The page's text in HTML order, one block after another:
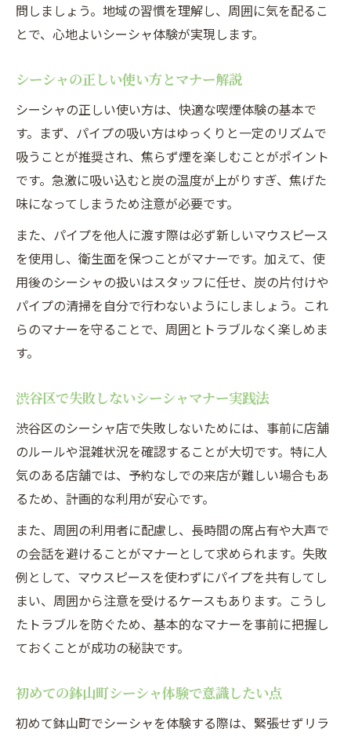
問しましょう。地域の習慣を理解し、周囲に気を配るこ
とで、心地よいシーシャ体験が実現します。
シーシャの正しい使い方とマナー解説
シーシャの正しい使い方は、快適な喫煙体験の基本で
す。まず、パイプの吸い方はゆっくりと一定のリズムで
吸うことが推奨され、焦らず煙を楽しむことがポイント
です。急激に吸い込むと炭の温度が上がりすぎ、焦げた
味になってしまうため注意が必要です。
また、パイプを他人に渡す際は必ず新しいマウスピース
を使用し、衛生面を保つことがマナーです。加えて、使
用後のシーシャの扱いはスタッフに任せ、炭の片付けや
パイプの清掃を自分で行わないようにしましょう。これ
らのマナーを守ることで、周囲とトラブルなく楽しめま
す。
渋谷区で失敗しないシーシャマナー実践法
渋谷区のシーシャ店で失敗しないためには、事前に店舗
のルールや混雑状況を確認することが大切です。特に人
気のある店舗では、予約なしでの来店が難しい場合もあ
るため、計画的な利用が安心です。
また、周囲の利用者に配慮し、長時間の席占有や大声で
の会話を避けることがマナーとして求められます。失敗
例として、マウスピースを使わずにパイプを共有してし
まい、周囲から注意を受けるケースもあります。こうし
たトラブルを防ぐため、基本的なマナーを事前に把握し
ておくことが成功の秘訣です。
初めての鉢山町シーシャ体験で意識したい点
初めて鉢山町でシーシャを体験する際は、緊張せずリラ